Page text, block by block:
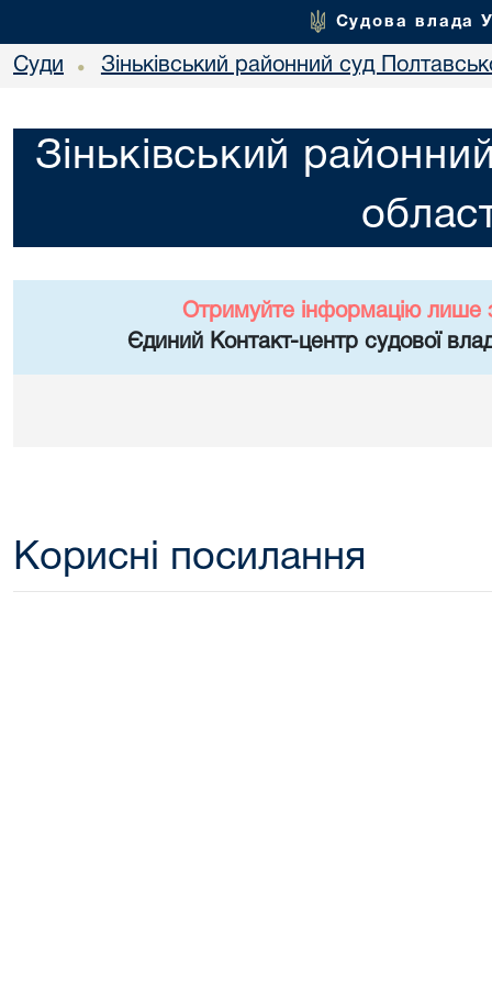
Судова влада
Суди • Зіньківський районний суд
Зіньківський
Отримуйте інформацію лише
Єдиний Контакт-центр судової
Корисні посилання